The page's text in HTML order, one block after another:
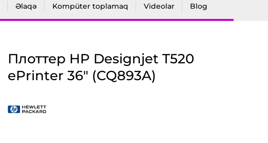
Əlaqə Kompüter toplamaq Videolar Blog
Плоттер HP Designjet T520
ePrinter 36" (CQ893A)